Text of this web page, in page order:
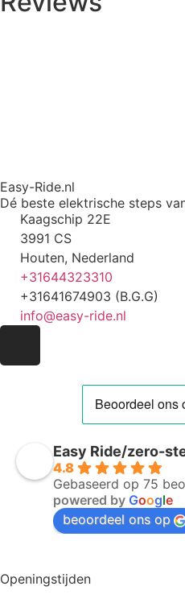
Easy-Ride.nl
Dé beste elektrische steps
Kaagschip 22E
3991 CS
Houten, Nederland
+31644323310
+31641674903 (B.G.G)
info@easy-ride.nl
Easy Ride/zero-
4.8
Gebaseerd op 75
powered by Google
beoordeel ons op
Openingstijden